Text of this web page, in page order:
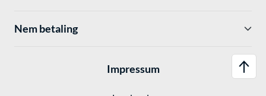
Nem betaling
Impressum